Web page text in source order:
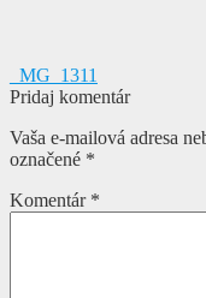
Navigácia
v
článku
Predchádzajúci
článok:
_MG_1311
Pridaj komentár
Vaša e-mailová adresa
označené *
Komentár *